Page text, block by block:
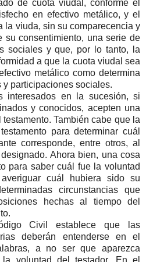
de cuota viudal, conforme el
en efectivo metálico, y el
la viuda, sin su comparecencia y
su consentimiento, una serie de
sociales y que, por lo tanto, la
a que la cuota viudal sea
metálico como determina
participaciones sociales.
interesados en la sucesión, si
y conocidos, acepten una
También cabe que la
para determinar cuál
corresponde, entre otros, al
Ahora bien, una cosa
para saber cuál fue la voluntad
cuál hubiera sido su
circunstancias que
hechas al tiempo del
Civil establece que las
deberán entenderse en el
a no ser que aparezca
voluntad del testador. En el